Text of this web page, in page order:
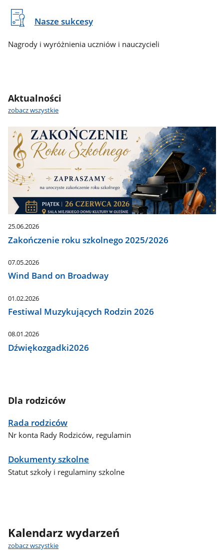
Nasze sukcesy
Nagrody i wyróżnienia uczniów i nauczycieli
Aktualności
zobacz wszystkie
25.06.2026
Zakończenie roku szkolnego 2025/2026
07.05.2026
Wind Band on Broadway
01.02.2026
Festiwal Muzykujących Rodzin 2026
08.01.2026
Dźwiękozgadki2026
Dla rodziców
Rada rodziców
Nr konta Rady Rodziców, regulamin
Dokumenty szkolne
Statut szkoły i regulaminy szkolne
Kalendarz wydarzeń
zobacz wszystkie